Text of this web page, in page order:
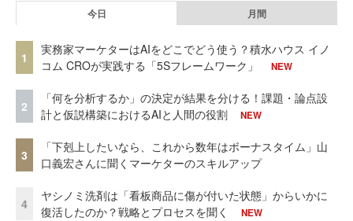
今日 月間
1
実務家マーケターはAIをどこでどう使う？積水ハウス イノ
コム CROが実践する「5Sフレームワーク」
NEW
2
「何を分析するか」の決定が結果を分ける！課題・論点設
計と仮説構築におけるAIと人間の役割
NEW
3
「下剋上したいなら、これから数年はボーナスタイム」山
口義宏さんに聞くマーケターのスキルアップ
4
ヤシノミ洗剤は「看板商品に傷が付いた状態」からいかに
復活したのか？戦略とプロセスを聞く
NEW